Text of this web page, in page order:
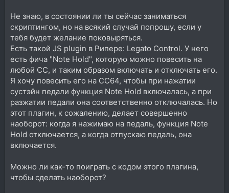
Не знаю, в состоянии ли ты сейчас заниматься
скриптингом, но на всякий случай попрошу, если у
тебя будет желание поковыряться.
Есть такой JS plugin в Рипере: Legato Control. У него
есть фича "Note Hold", которую можно повесить на
любой CC, и таким образом включать и отключать его.
Я хочу повесить его на CC64, чтобы при нажатии
сустэйн педали функция Note Hold включалась, а при
разжатии педали она соответственно отключалась. Но
этот плагин, к сожалению, делает совершенно
наоборот: когда я нажимаю на педаль, функция Note
Hold отключается, а когда отпускаю педаль, она
включается.
Можно ли как-то поиграть с кодом этого плагина,
чтобы сделать наоборот?